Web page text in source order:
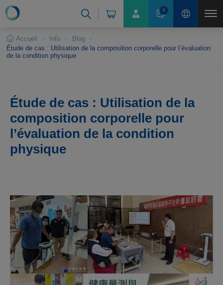
0
Accueil Info
Blog
Étude de cas : Utilisation de la composition corporelle pour l’évaluation
de la condition physique
Étude de cas : Utilisation de la
composition corporelle pour
l’évaluation de la condition
physique
Panneau de gestion des cookies